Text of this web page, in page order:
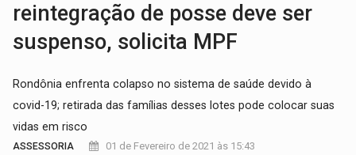
reintegração de posse deve ser
suspenso, solicita MPF
Rondônia enfrenta colapso no sistema de saúde devido à
covid-19; retirada das famílias desses lotes pode colocar suas
vidas em risco
ASSESSORIA 01 de Fevereiro de 2021 às 15:43